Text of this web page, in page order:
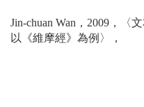
Jin-chuan Wan，2009，
以《維摩經》為例〉，